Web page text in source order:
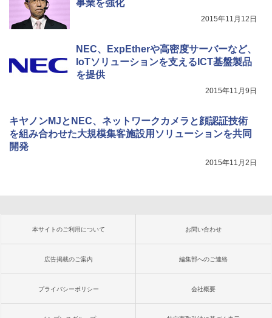
事業を強化
2015年11月12日
NEC、ExpEtherや高密度サーバーなど、
IoTソリューションを支えるICT基盤製品
を提供
2015年11月9日
キヤノンMJとNEC、ネットワークカメラと顔認証技術
を組み合わせた大規模集客施設用ソリューションを共同
開発
2015年11月2日
本サイトのご利用について お問い合わせ
広告掲載のご案内 編集部へのご連絡
プライバシーポリシー 会社概要